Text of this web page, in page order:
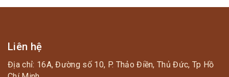
Liên hệ
Địa chỉ: 16A, Đường số 10, P. Thảo Điền, Thủ Đức, Tp Hồ